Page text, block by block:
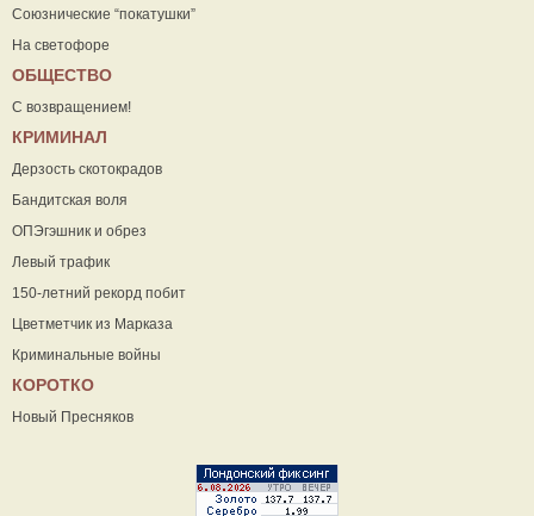
Союзнические “покатушки”
На светофоре
ОБЩЕСТВО
С возвращением!
КРИМИНАЛ
Дерзость скотокрадов
Бандитская воля
ОПЭгэшник и обрез
Левый трафик
150-летний рекорд побит
Цветметчик из Марказа
Криминальные войны
КОРОТКО
Новый Пресняков